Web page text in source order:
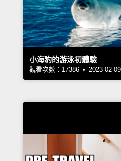
小海豹的游泳初體驗
觀看次數：17386 • 2023-02-09